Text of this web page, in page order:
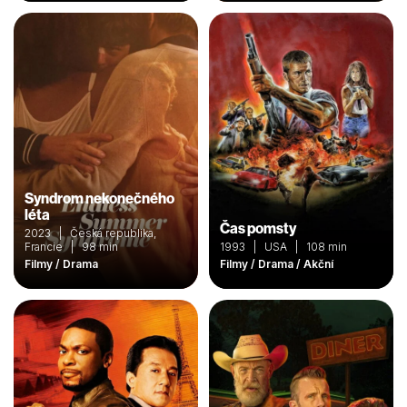
Syndrom nekonečného
léta
2023 | Česká republika,
Francie | 98 min
Filmy / Drama
Čas pomsty
1993 | USA | 108 min
Filmy / Drama / Akční